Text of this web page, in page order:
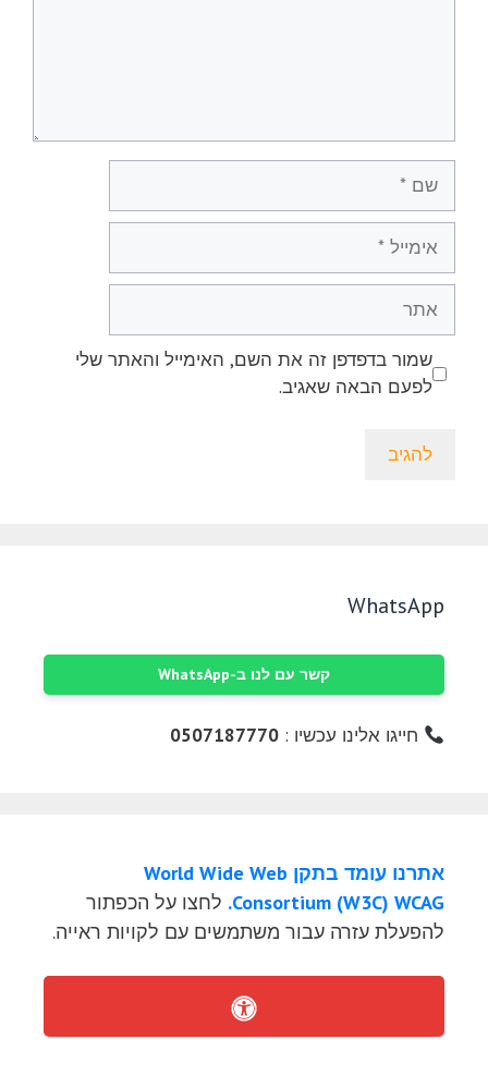
שמור בדפדפן זה את השם, האימייל והאתר שלי
לפעם הבאה שאגיב.
WhatsApp
קשר עם לנו ב-WhatsApp
חייגו אלינו עכשיו :0507187770
אתרנו עומד בתקן World Wide Web
Consortium (W3C) WCAG. לחצו על הכפתור
להפעלת עזרה עבור משתמשים עם לקויות ראייה.